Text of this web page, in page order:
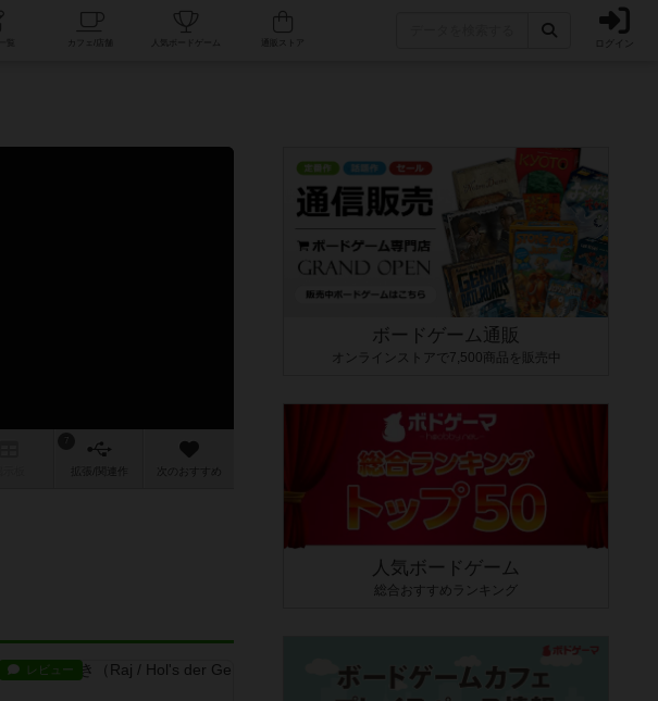
人気ボードゲーム ログイン
作 次のおすすめ
レビュー
ボードゲーム通販
オンラインストアで7,500商品を販売中
人気ボードゲーム
総合おすすめランキング